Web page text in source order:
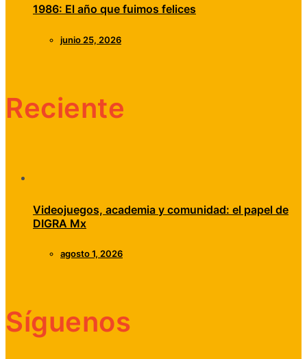
1986: El año que fuimos felices
junio 25, 2026
Reciente
Videojuegos, academia y comunidad: el papel de
DIGRA Mx
agosto 1, 2026
Síguenos